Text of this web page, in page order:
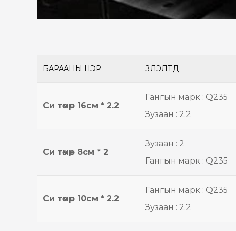
БАРААНЫ НЭР ҮЗҮҮЛЭЛТҮҮД
Cи төмөр 16см * 2.2
Гангын марк : Q235
Зузаан : 2.2
Cи төмөр 8см * 2
Зузаан : 2
Гангын марк : Q235
Cи төмөр 10см * 2.2
Гангын марк : Q235
Зузаан : 2.2